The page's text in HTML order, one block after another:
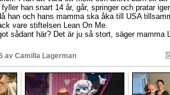
han snart 14 år, går, springer och pratar
han och hans mamma ska åka till USA
vare stiftelsen Lean On Me.
sådant här? Det är ju så stort, säger mamma
av Camilla Lagerman